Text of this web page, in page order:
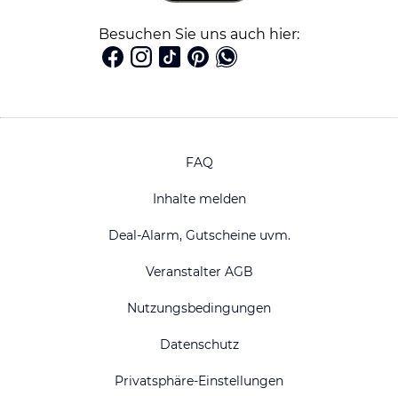
Besuchen Sie uns auch hier:
FAQ
Inhalte melden
Deal-Alarm, Gutscheine uvm.
Veranstalter AGB
Nutzungsbedingungen
Datenschutz
Privatsphäre-Einstellungen